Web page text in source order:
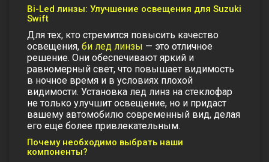
Bi-Led линзы: Улучшение освещения для Suzuki
Swift
Для тех, кто стремится повысить качество
освещения, би лед линзы — это отличное
решение. Они обеспечивают яркий и
равномерный свет, что повышает видимость
в ночное время и в условиях плохой
видимости. Установка лед линз на стеклофар
не только улучшит освещение, но и придаст
вашему автомобилю современный вид, делая
его еще более привлекательным.
Почему необходимо выбрать наши
компоненты?